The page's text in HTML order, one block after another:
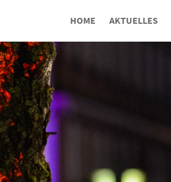
HOME AKTUELLES